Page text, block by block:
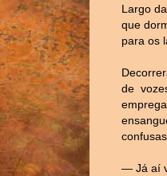
Largo
que
para os
de
— Já aí